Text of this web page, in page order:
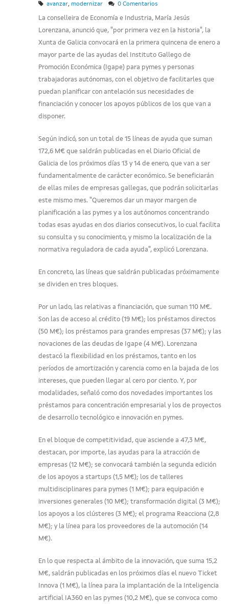
avanzar modernizar 0 Comentarios
La conselleira de Economía e Industria, María Jesús
Lorenzana, anunció que, "por primera vez en la historia", la
Xunta de Galicia convocará en la primera quincena de enero a
mayor parte de las ayudas del Instituto Gallego de
Promoción Económica (Igape) para pymes y personas
trabajadoras autónomas, con el objetivo de facilitarles que
puedan planificar con antelación sus necesidades de
financiación y conocer los apoyos públicos de los que van a
disponer.
Según indicó, son un total de 15 líneas de ayuda que suman
172,6 M€ que saldrán publicadas en el Diario Oficial de
Galicia de los próximos días 13 y 14 de enero, que van a ser
fundamentalmente de carácter económico. Se beneficiarán
de ellas miles de empresas gallegas, que podrán solicitarlas
este mismo mes. "Queremos dar un mayor margen de
planificación a las pymes y a los autónomos concentrando
todas esas ayudas en dos diarios consecutivos, lo cual facilita
su consulta y su conocimiento, y mismo la localización de la
normativa reguladora de cada ayuda", explicó Lorenzana.
En concreto, las líneas que saldrán publicadas próximamente
se dividen en tres bloques.
Por un lado, las relativas a financiación, que suman 110 M€.
Son las de acceso al crédito (19 M€); los préstamos directos
(50 M€); los préstamos para grandes empresas (37 M€); y las
novaciones de las deudas de Igape (4 M€). Lorenzana
destacó la flexibilidad en los préstamos, tanto en los
períodos de amortización y carencia como en la bajada de los
intereses, que pueden llegar al cero por ciento. Y, por
modalidades, señaló como dos novedades importantes los
préstamos para concentración empresarial y los de proyectos
de desarrollo tecnológico e innovación en pymes.
En el bloque de competitividad, que asciende a 47,3 M€,
destacan, por importe, las ayudas para la atracción de
empresas (12 M€); se convocará también la segunda edición
de los apoyos a startups (1,5 M€); los de talleres
multidisciplinares para pymes (1 M€); para equipación e
inversiones generales (10 M€); transformación digital (3 M€);
los apoyos a los clústeres (3 M€); el programa Reacciona (2,8
M€); y la línea para los proveedores de la automoción (14
M€).
En lo que respecta al ámbito de la innovación, que suma 15,2
M€, saldrán publicadas en los próximos días el nuevo Ticket
Innova (1 M€), la línea para la implantación de la Inteligencia
artificial IA360 en las pymes (10,2 M€), que se convoca como